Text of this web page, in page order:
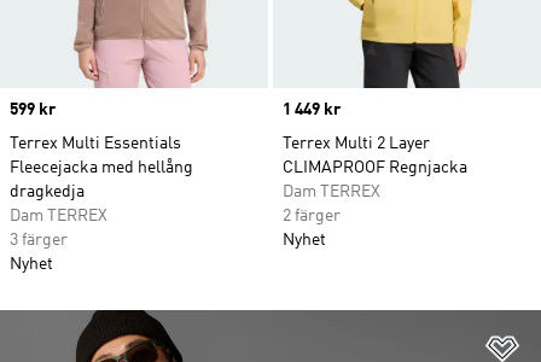
Price
599 kr
Terrex Multi Essentials
Fleecejacka med hellång
dragkedja
Dam TERREX
3 färger
Nyhet
Price
1 449 kr
Terrex Multi 2 Layer
CLIMAPROOF Regnjacka
Dam TERREX
2 färger
Nyhet